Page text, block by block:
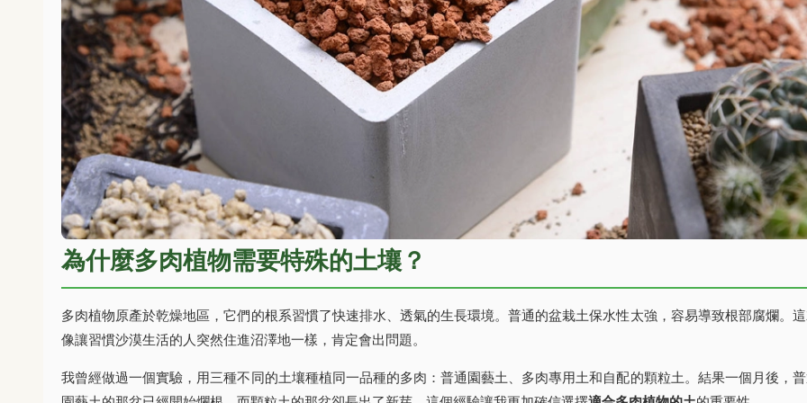
為什麼多肉植物需要特殊的土壤？
多肉植物原產於乾燥地區，它們的根系習慣了快速排水、透氣的生長環境。普通的盆栽土保水性太強，容易導致根部腐爛。
像讓習慣沙漠生活的人突然住進沼澤地一樣，肯定會出問題。
我曾經做過一個實驗，用三種不同的土壤種植同一品種的多肉：普通園藝土、多肉專用土和自配的顆粒土。結果一個月後，